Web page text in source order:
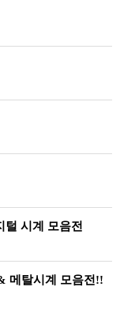
털 시계 모음전
메탈시계 모음전!!